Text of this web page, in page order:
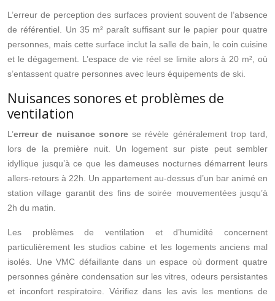
L’erreur de perception des surfaces provient souvent de l’absence
de référentiel. Un 35 m² paraît suffisant sur le papier pour quatre
personnes, mais cette surface inclut la salle de bain, le coin cuisine
et le dégagement. L’espace de vie réel se limite alors à 20 m², où
s’entassent quatre personnes avec leurs équipements de ski.
Nuisances sonores et problèmes de
ventilation
L’erreur de nuisance sonorese révèle généralement trop tard,
lors de la première nuit. Un logement sur piste peut sembler
idyllique jusqu’à ce que les dameuses nocturnes démarrent leurs
allers-retours à 22h. Un appartement au-dessus d’un bar animé en
station village garantit des fins de soirée mouvementées jusqu’à
2h du matin.
Les problèmes de ventilation et d’humidité concernent
particulièrement les studios cabine et les logements anciens mal
isolés. Une VMC défaillante dans un espace où dorment quatre
personnes génère condensation sur les vitres, odeurs persistantes
et inconfort respiratoire. Vérifiez dans les avis les mentions de